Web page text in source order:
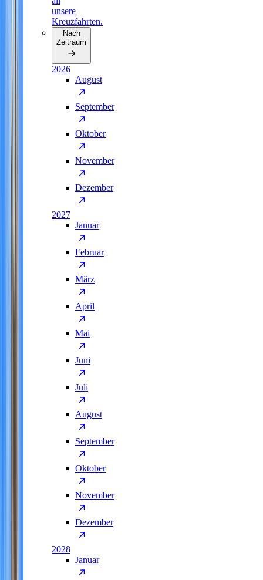
unsere
Kreuzfahrten.
Nach
Zeitraum
2026
August
September
Oktober
November
Dezember
2027
Januar
Februar
März
April
Mai
Juni
Juli
August
September
Oktober
November
Dezember
2028
Januar